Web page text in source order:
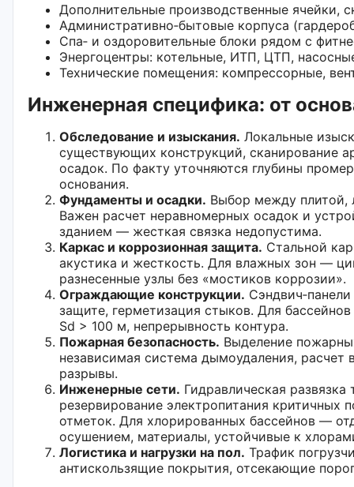
Дополнительные производственные ячейки,
Административно‑бытовые корпуса
Спа‑ и оздоровительные блоки рядом с
Энергоцентры: котельные, ИТП, ЦТП,
Технические помещения: компрессорные,
Инженерная специфика: от
Обследование и изыскания. Локальные
существующих конструкций, сканирование
осадок. По факту уточняются глубины
основания.
Фундаменты и осадки. Выбор между плитой,
Важен расчет неравномерных осадок и
зданием — жесткая связка недопустима.
Каркас и коррозионная защита. Стальной
акустика и жесткость. Для влажных зон —
разнесенные узлы без «мостиков коррозии».
Ограждающие конструкции.
защите, герметизация стыков. Для
Sd > 100 м, непрерывность контура.
Пожарная безопасность. Выделение
независимая система дымоудаления,
разрывы.
Инженерные сети. Гидравлическая
резервирование электропитания критичных
отметок. Для хлорированных бассейнов —
осушением, материалы, устойчивые к
Логистика и нагрузки на пол. Трафик
антискользящие покрытия, отсекающие